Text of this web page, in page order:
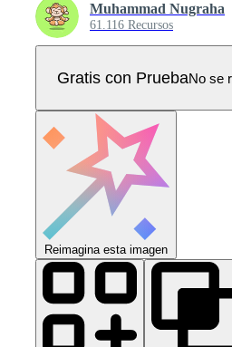
Muhammad Nugraha
61.116 Recursos
Gratis con PruebaNo se
Reimagina esta imagen